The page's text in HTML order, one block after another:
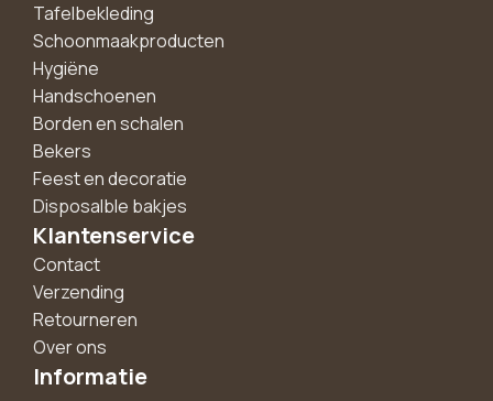
Tafelbekleding
Schoonmaakproducten
Hygiëne
Handschoenen
Borden en schalen
Bekers
Feest en decoratie
Disposalble bakjes
Klantenservice
Contact
Verzending
Retourneren
Over ons
Informatie